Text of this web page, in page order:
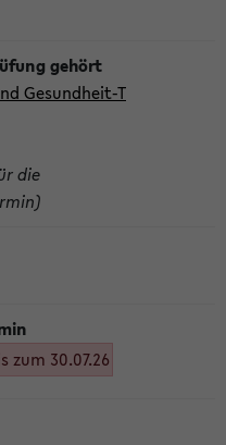
Gesundheit-T
die
zum 30.07.26